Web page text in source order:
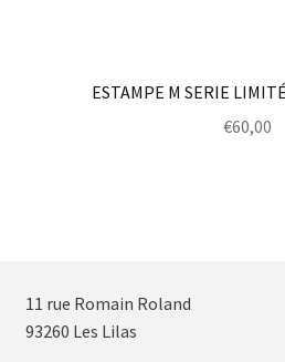
ESTAMPE M SERIE
€60,00
11 rue Romain Roland
93260 Les Lilas